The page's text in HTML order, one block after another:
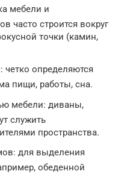
мебели и
часто строится вокруг
точки (камин,
определяются
пищи, работы, сна.
мебели: диваны,
служить
пространства.
для выделения
обеденной